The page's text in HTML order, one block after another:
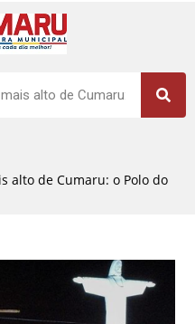
Aberta
alto de Cumaru: o Polo do